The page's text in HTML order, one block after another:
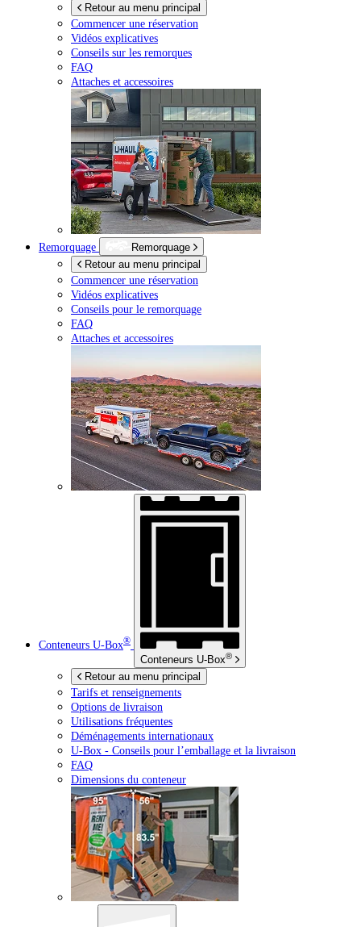
Retour au menu principal
Commencer une réservation
Vidéos explicatives
Conseils sur les remorques
FAQ
Attaches et accessoires
Remorquage
Remorquage
Retour au menu principal
Commencer une réservation
Vidéos explicatives
Conseils pour le remorquage
FAQ
Attaches et accessoires
Conteneurs U-Box®
Conteneurs U-Box®
Retour au menu principal
Tarifs et renseignements
Options de livraison
Utilisations fréquentes
Déménagements internationaux
U-Box - Conseils pour l’emballage et la livraison
FAQ
Dimensions du conteneur